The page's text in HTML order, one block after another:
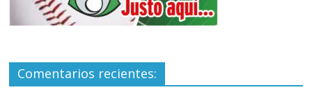
Comentarios recientes: